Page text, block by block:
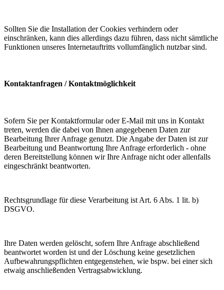
Sollten Sie die Installation der Cookies verhindern oder
einschränken, kann dies allerdings dazu führen, dass nicht sämtliche
Funktionen unseres Internetauftritts vollumfänglich nutzbar sind.
Kontaktanfragen / Kontaktmöglichkeit
Sofern Sie per Kontaktformular oder E-Mail mit uns in Kontakt
treten, werden die dabei von Ihnen angegebenen Daten zur
Bearbeitung Ihrer Anfrage genutzt. Die Angabe der Daten ist zur
Bearbeitung und Beantwortung Ihre Anfrage erforderlich - ohne
deren Bereitstellung können wir Ihre Anfrage nicht oder allenfalls
eingeschränkt beantworten.
Rechtsgrundlage für diese Verarbeitung ist Art. 6 Abs. 1 lit. b)
DSGVO.
Ihre Daten werden gelöscht, sofern Ihre Anfrage abschließend
beantwortet worden ist und der Löschung keine gesetzlichen
Aufbewahrungspflichten entgegenstehen, wie bspw. bei einer sich
etwaig anschließenden Vertragsabwicklung.